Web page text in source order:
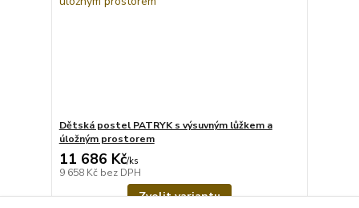
Dětská postel PATRYK s výsuvným lůžkem a
úložným prostorem
11 686 Kč/ks
9 658 Kč bez DPH
Zvolit variantu